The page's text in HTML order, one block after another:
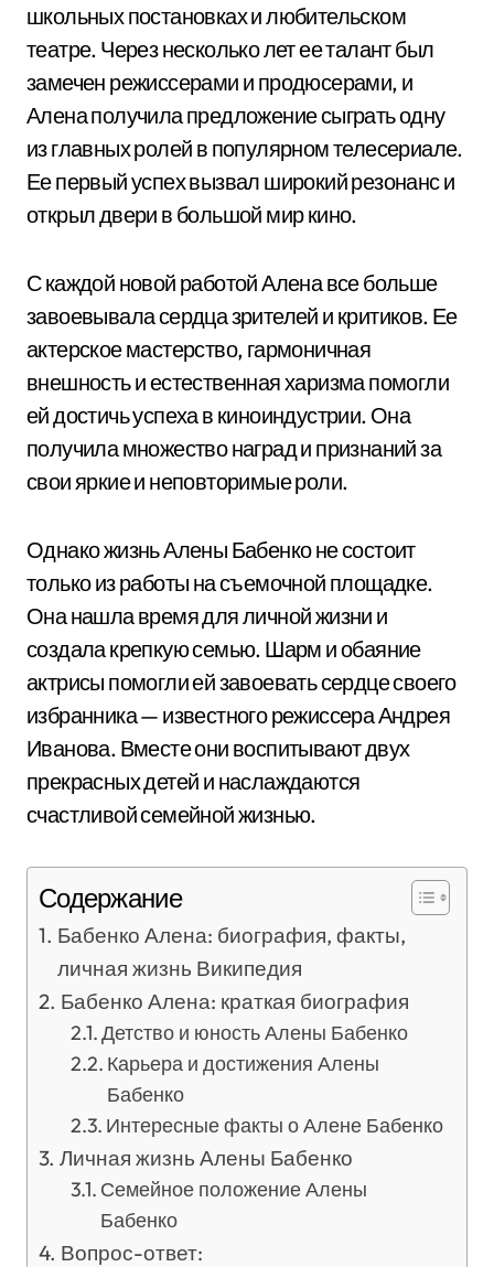
школьных постановках и любительском
театре. Через несколько лет ее талант был
замечен режиссерами и продюсерами, и
Алена получила предложение сыграть одну
из главных ролей в популярном телесериале.
Ее первый успех вызвал широкий резонанс и
открыл двери в большой мир кино.
С каждой новой работой Алена все больше
завоевывала сердца зрителей и критиков. Ее
актерское мастерство, гармоничная
внешность и естественная харизма помогли
ей достичь успеха в киноиндустрии. Она
получила множество наград и признаний за
свои яркие и неповторимые роли.
Однако жизнь Алены Бабенко не состоит
только из работы на съемочной площадке.
Она нашла время для личной жизни и
создала крепкую семью. Шарм и обаяние
актрисы помогли ей завоевать сердце своего
избранника — известного режиссера Андрея
Иванова. Вместе они воспитывают двух
прекрасных детей и наслаждаются
счастливой семейной жизнью.
Содержание
Бабенко Алена: биография, факты,
личная жизнь Википедия
Бабенко Алена: краткая биография
Детство и юность Алены Бабенко
Карьера и достижения Алены
Бабенко
Интересные факты о Алене Бабенко
Личная жизнь Алены Бабенко
Семейное положение Алены
Бабенко
Вопрос-ответ: